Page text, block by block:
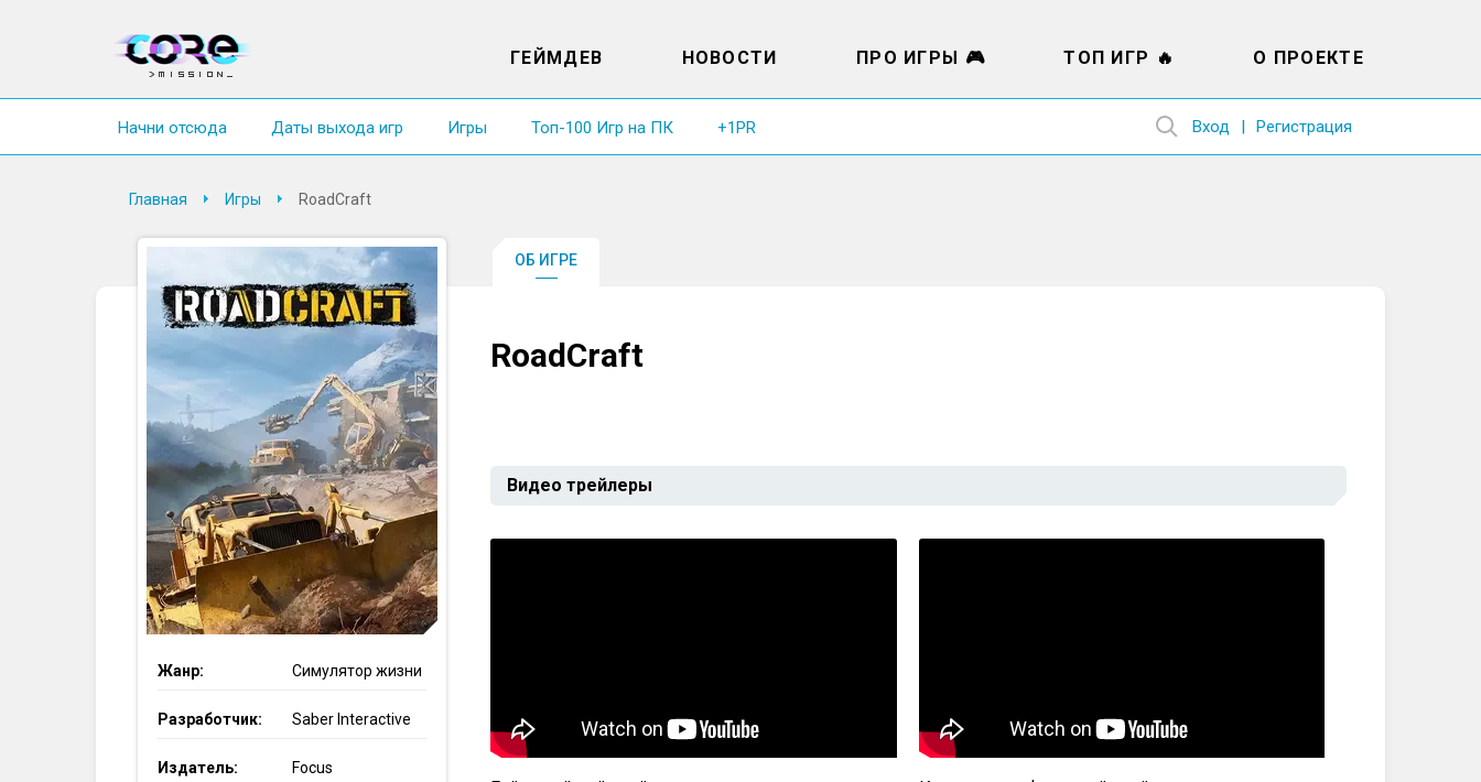
Вход Регистрация
ГЕЙМДЕВ НОВОСТИ ПРО ИГРЫ 🎮 ТОП ИГР 🔥 О ПРОЕКТЕ
Начни отсюда Даты выхода игр Игры Топ-100 Игр на ПК +1PR
Главная Игры RoadCraft
ОБ ИГРЕ
RoadCraft
Видео трейлеры
Жанр: Симулятор жизни
Разработчик: Saber Interactive
Издатель:
Focus